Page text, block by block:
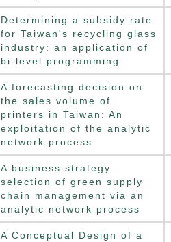
Determining a subsidy rate
for Taiwan's recycling glass
industry: an application of
bi-level programming
A forecasting decision on
the sales volume of
printers in Taiwan: An
exploitation of the analytic
network process
A business strategy
selection of green supply
chain management via an
analytic network process
A Conceptual Design of a